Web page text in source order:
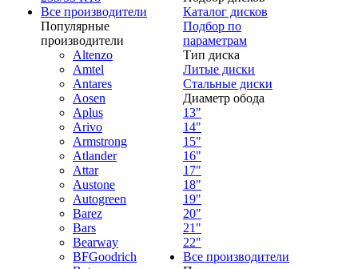
Все производители
Популярные
производители
Altenzo
Amtel
Antares
Aosen
Aplus
Arivo
Armstrong
Atlander
Attar
Austone
Autogreen
Barez
Bars
Bearway
BFGoodrich
Каталог дисков
Подбор по
параметрам
Тип диска
Литые диски
Стальные диски
Диаметр обода
13"
14"
15"
16"
17"
18"
19"
20"
21"
22"
Все производители